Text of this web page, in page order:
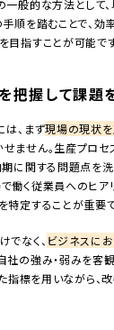
般的な方法として
順を踏むことで、効
目指すことが可能です
握して課題
、まず現場の現状を
ません。生産プロセ
期に関する問題点を
働く従業員へのヒア
特定することが重要で
でなく、 ビジネスに
社の強み・弱みを客
指標を用いながら、